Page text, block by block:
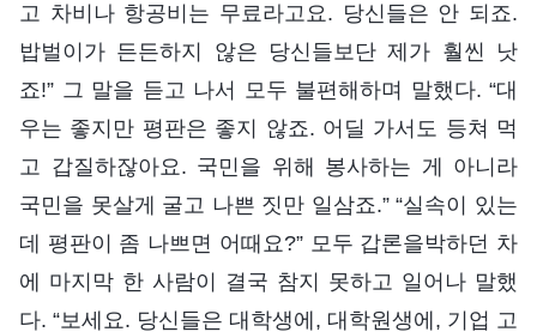
고 차비나 항공비는 무료라고요. 당신들은 안 되죠.
밥벌이가 든든하지 않은 당신들보단 제가 훨씬 낫
죠!” 그 말을 듣고 나서 모두 불편해하며 말했다. “대
우는 좋지만 평판은 좋지 않죠. 어딜 가서도 등쳐 먹
고 갑질하잖아요. 국민을 위해 봉사하는 게 아니라
국민을 못살게 굴고 나쁜 짓만 일삼죠.” “실속이 있는
데 평판이 좀 나쁘면 어때요?” 모두 갑론을박하던 차
에 마지막 한 사람이 결국 참지 못하고 일어나 말했
다. “보세요. 당신들은 대학생에, 대학원생에, 기업 고